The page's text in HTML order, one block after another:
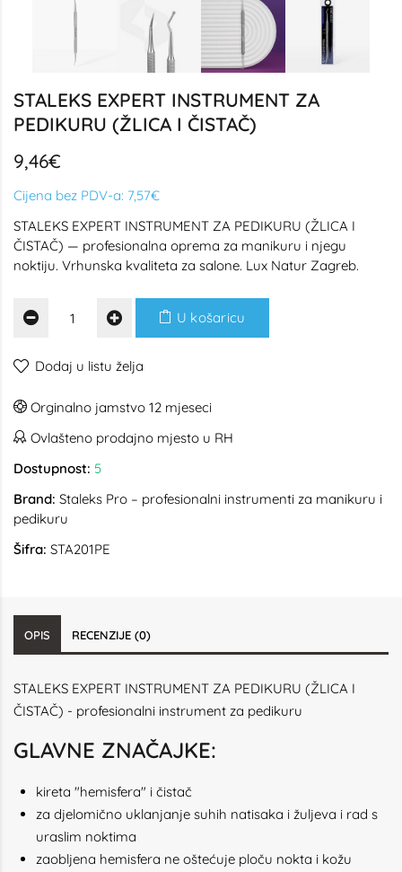
STALEKS EXPERT INSTRUMENT ZA
PEDIKURU (ŽLICA I ČISTAČ)
9,46€
Cijena bez PDV-a: 7,57€
STALEKS EXPERT INSTRUMENT ZA PEDIKURU (ŽLICA I
ČISTAČ) — profesionalna oprema za manikuru i njegu
noktiju. Vrhunska kvaliteta za salone. Lux Natur Zagreb.
U košaricu
Dodaj u listu želja
Orginalno jamstvo 12 mjeseci
Ovlašteno prodajno mjesto u RH
Dostupnost: 5
Brand: Staleks Pro – profesionalni instrumenti za manikuru i
pedikuru
Šifra: STA201PE
OPIS RECENZIJE (0)
STALEKS EXPERT INSTRUMENT ZA PEDIKURU (ŽLICA I
ČISTAČ) - profesionalni instrument za pedikuru
GLAVNE ZNAČAJKE:
kireta "hemisfera" i čistač
za djelomično uklanjanje suhih natisaka i žuljeva i rad s
uraslim noktima
zaobljena hemisfera ne oštećuje ploču nokta i kožu